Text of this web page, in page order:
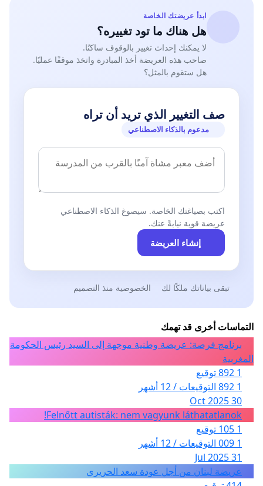
ابدأ عريضتك الخاصة
هل هناك ما تود تغييره؟
لا يمكنك إحداث تغيير بالوقوف ساكنًا.
صاحب هذه العريضة أخذ المبادرة واتخذ موقفًا عمليًا.
هل ستقوم بالمثل؟
صف التغيير الذي تريد أن تراه
مدعوم بالذكاء الاصطناعي
اكتب بصياغتك الخاصة. سيصوغ الذكاء الاصطناعي
عريضة قوية نيابةً عنك.
إنشاء العريضة
تبقى بياناتك ملكًا لك الخصوصية منذ التصميم
التماسات أخرى قد تهمك
برنامج فرصة: عريضة وطنية موجهة إلى السيد رئيس الحكومة
المغربية
1 892 توقيع
1 892 التوقيعات / 12 أشهر
30 Oct 2025
Felnőtt autisták: nem vagyunk láthatatlanok!
1 105 توقيع
1 009 التوقيعات / 12 أشهر
31 Jul 2025
عريضة لبنان من أجل عودة سعد الحريري